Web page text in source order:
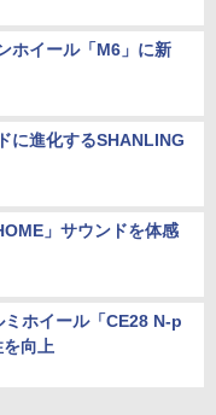
ホイール「M6」に新
に進化するSHANLING
」サウンドを体感
ホイール「CE28 N-p
向上